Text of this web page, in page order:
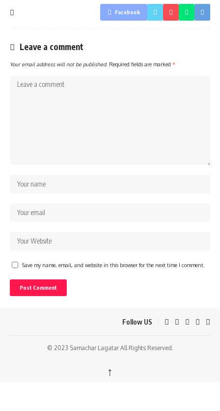
Facebook
Leave a comment
Your email address will not be published. Required fields are marked *
Save my name, email, and website in this browser for the next time I comment.
Follow US
© 2023 Samachar Lagatar All Rights Reserved.
↑